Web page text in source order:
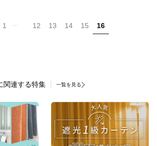
1 12 13 14 15 16
関連する特集 一覧を見る